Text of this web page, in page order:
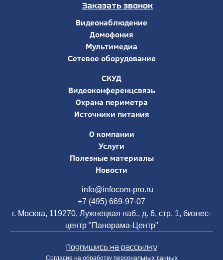
Заказать звонок
Видеонаблюдение
Домофония
Мультимедиа
Сетевое оборудование
СКУД
Видеоконференцсвязь
Охрана периметра
Источники питания
О компании
Услуги
Полезные материалы
Новости
info@infocom-pro.ru
+7 (495) 669-97-07
г. Москва, 119270, Лужнецкая наб., д. 6, стр. 1, бизнес-
центр "Панорама-Центр"
Подпишись на рассылку
Согласие на обработку персональных данных